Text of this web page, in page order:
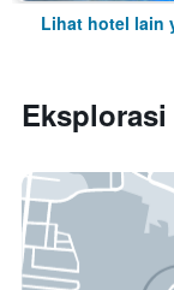
Lihat hotel lain
Eksplorasi